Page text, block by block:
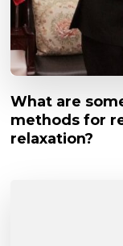
What are
methods for
relaxation?